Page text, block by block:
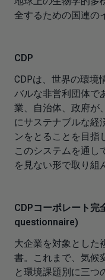
全するための国連の
CDP
CDPは、世界の環境
バルな非営利団体で
業、自治体、政府が
にサステナブルな経
ンをとることを目指
このシステムを通し
を見ない形で取り組
CDPコーポレート
questionnaire)
大企業を対象とした
書。これまで、気候
と環境課題別に三つ